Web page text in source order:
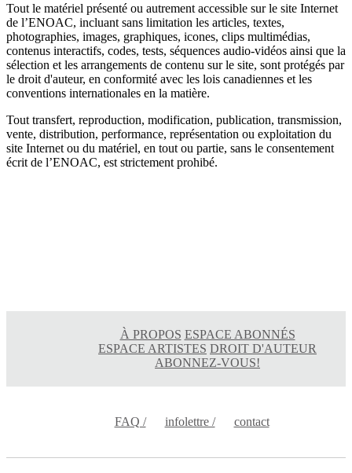
Tout le matériel présenté ou autrement accessible sur le site Internet
de l’ENOAC, incluant sans limitation les articles, textes,
photographies, images, graphiques, icones, clips multimédias,
contenus interactifs, codes, tests, séquences audio-vidéos ainsi que la
sélection et les arrangements de contenu sur le site, sont protégés par
le droit d'auteur, en conformité avec les lois canadiennes et les
conventions internationales en la matière.
Tout transfert, reproduction, modification, publication, transmission,
vente, distribution, performance, représentation ou exploitation du
site Internet ou du matériel, en tout ou partie, sans le consentement
écrit de l’ENOAC, est strictement prohibé.
À PROPOS ESPACE ABONNÉS
ESPACE ARTISTES DROIT D'AUTEUR
ABONNEZ-VOUS!
FAQ / infolettre / contact